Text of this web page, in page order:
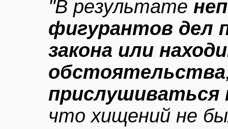
"В результате
фигурантов дел
закона или
обстоятельства
прислушиваться
что хищений не